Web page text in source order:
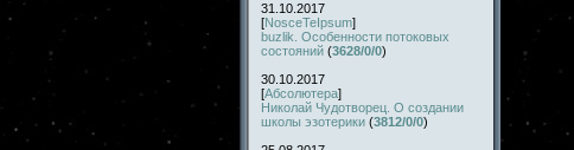
31.10.2017
[NosceTeIpsum]
buzlik. Особенности потоковых
состояний (3628/0/0)
30.10.2017
[Абсолютера]
Николай Чудотворец. О создании
школы эзотерики (3812/0/0)